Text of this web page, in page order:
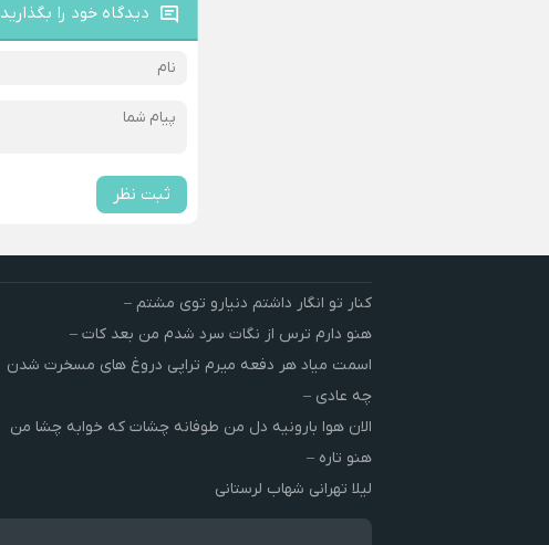
دیدگاه خود را بگذارید
ثبت نظر
کنار تو انگار داشتم دنیارو توی مشتم –
هنو دارم ترس از نگات سرد شدم من بعد کات –
اسمت میاد هر دفعه میرم تراپی دروغ‌ های مسخرت شدن
چه عادی –
الان هوا بارونیه دل من طوفانه چشات که خوابه چشا من
هنو تاره –
لیلا تهرانی شهاب لرستانی